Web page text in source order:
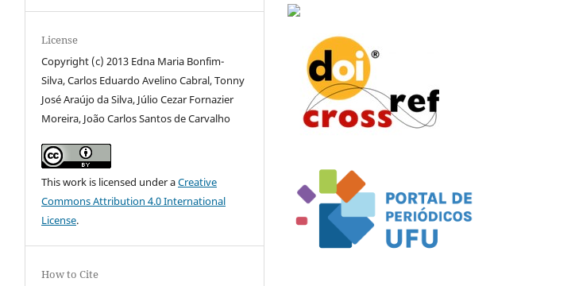
License
Copyright (c) 2013 Edna Maria Bonfim-
Silva, Carlos Eduardo Avelino Cabral, Tonny
José Araújo da Silva, Júlio Cezar Fornazier
Moreira, João Carlos Santos de Carvalho
This work is licensed under aCreative
Commons Attribution 4.0 International
License.
How to Cite